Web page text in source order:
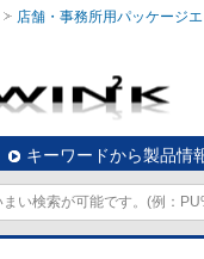
店舗・事務所用パッケージ
キーワードから製品情